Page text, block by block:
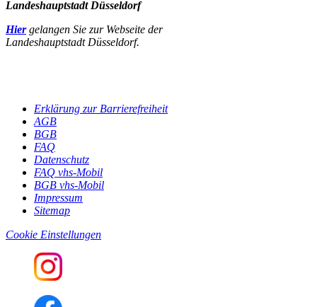
Landeshauptstadt Düsseldorf
Hiergelangen Sie zur Webseite der
Landeshauptstadt Düsseldorf.
Erklärung zur Barrierefreiheit
AGB
BGB
FAQ
Datenschutz
FAQ vhs-Mobil
BGB vhs-Mobil
Impressum
Sitemap
Cookie Einstellungen